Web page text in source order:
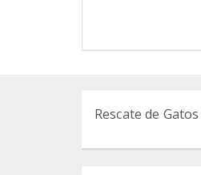
Rescate de